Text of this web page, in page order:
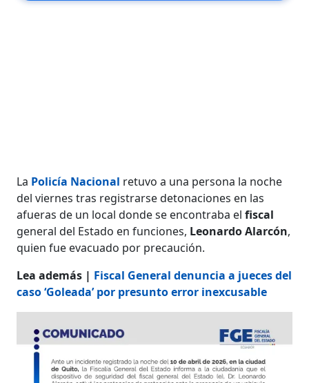
La Policía Nacional retuvo a una persona la noche
del viernes tras registrarse detonaciones en las
afueras de un local donde se encontraba elfiscal
general del Estado en funciones, Leonardo Alarcón,
quien fue evacuado por precaución.
Lea además | Fiscal General denuncia a jueces del
caso ‘Goleada’ por presunto error inexcusable